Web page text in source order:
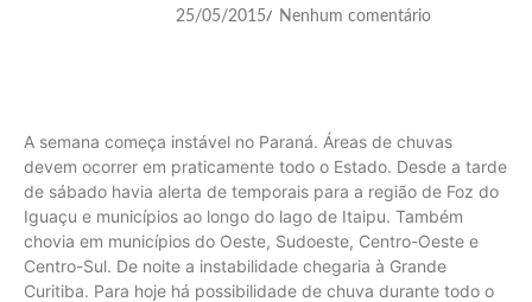
25/05/2015/ Nenhum comentário
A semana começa instável no Paraná. Áreas de chuvas
devem ocorrer em praticamente todo o Estado. Desde a tarde
de sábado havia alerta de temporais para a região de Foz do
Iguaçu e municípios ao longo do lago de Itaipu. Também
chovia em municípios do Oeste, Sudoeste, Centro-Oeste e
Centro-Sul. De noite a instabilidade chegaria à Grande
Curitiba. Para hoje há possibilidade de chuva durante todo o